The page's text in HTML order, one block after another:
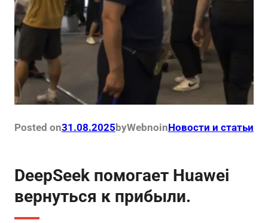
Posted on31.08.2025byWebnoinНовости и статьи
DeepSeek помогает Huawei
вернуться к прибыли.